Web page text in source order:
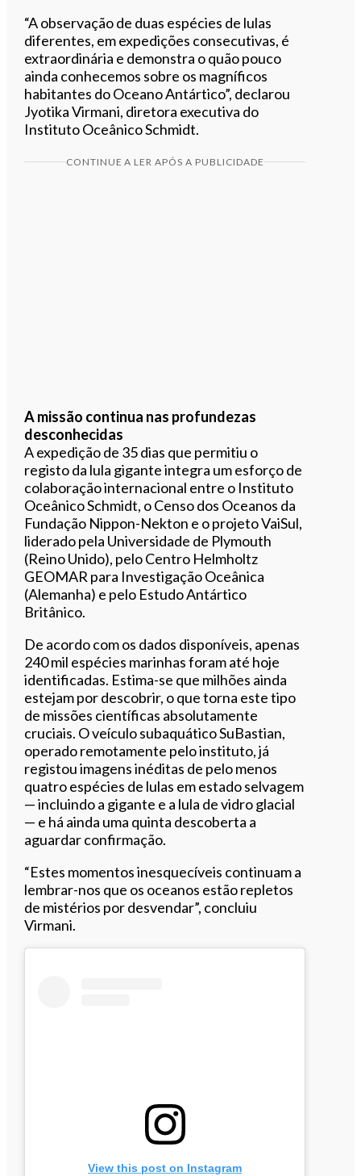
“A observação de duas espécies de lulas
diferentes, em expedições consecutivas, é
extraordinária e demonstra o quão pouco
ainda conhecemos sobre os magníficos
habitantes do Oceano Antártico”, declarou
Jyotika Virmani, diretora executiva do
Instituto Oceânico Schmidt.
CONTINUE A LER APÓS A PUBLICIDADE
A missão continua nas profundezas
desconhecidas
A expedição de 35 dias que permitiu o
registo da lula gigante integra um esforço de
colaboração internacional entre o Instituto
Oceânico Schmidt, o Censo dos Oceanos da
Fundação Nippon-Nekton e o projeto VaiSul,
liderado pela Universidade de Plymouth
(Reino Unido), pelo Centro Helmholtz
GEOMAR para Investigação Oceânica
(Alemanha) e pelo Estudo Antártico
Britânico.
De acordo com os dados disponíveis, apenas
240 mil espécies marinhas foram até hoje
identificadas. Estima-se que milhões ainda
estejam por descobrir, o que torna este tipo
de missões científicas absolutamente
cruciais. O veículo subaquático SuBastian,
operado remotamente pelo instituto, já
registou imagens inéditas de pelo menos
quatro espécies de lulas em estado selvagem
— incluindo a gigante e a lula de vidro glacial
— e há ainda uma quinta descoberta a
aguardar confirmação.
“Estes momentos inesquecíveis continuam a
lembrar-nos que os oceanos estão repletos
de mistérios por desvendar”, concluiu
Virmani.
View this post on Instagram